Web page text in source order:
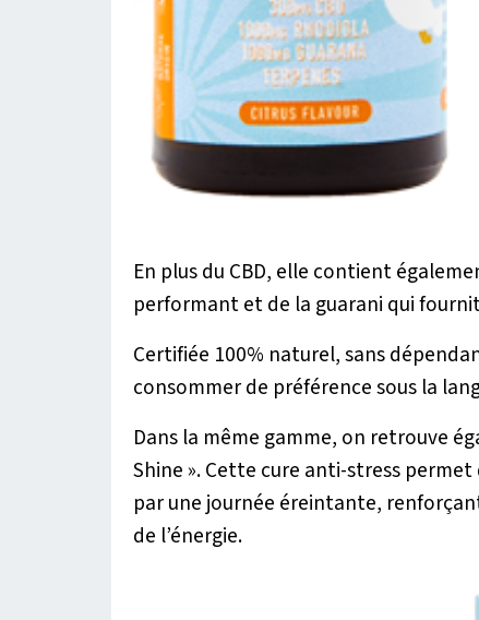
En plus du CBD, elle contient
performant et de la guarani qui
Certifiée 100% naturel, sans
consommer de préférence sous la
Dans la même gamme, on retrouve
Shine ». Cette cure anti-stress
par une journée éreintante,
de l’énergie.